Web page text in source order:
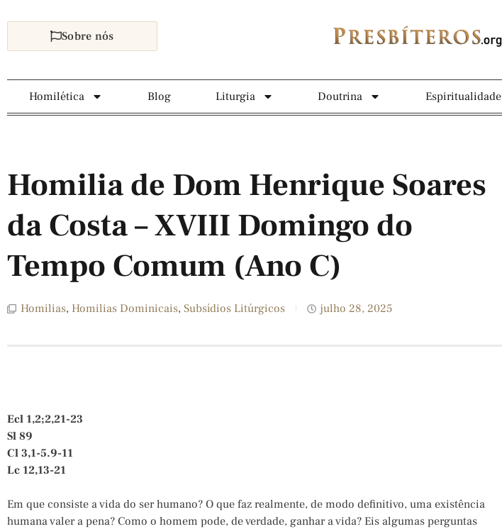
Sobre nós
Homilética Blog Liturgia Doutrina Espiritualidade
Homilia de Dom Henrique Soares
da Costa – XVIII Domingo do
Tempo Comum (Ano C)
Homilias, Homilias Dominicais, Subsídios Litúrgicos julho 28, 2025
Ecl 1,2;2,21-23
Sl 89
Cl 3,1-5.9-11
Lc 12,13-21
Em que consiste a vida do ser humano? O que faz realmente, de modo definitivo, uma existência
humana valer a pena? Como o homem pode, de verdade, ganhar a vida? Eis algumas perguntas